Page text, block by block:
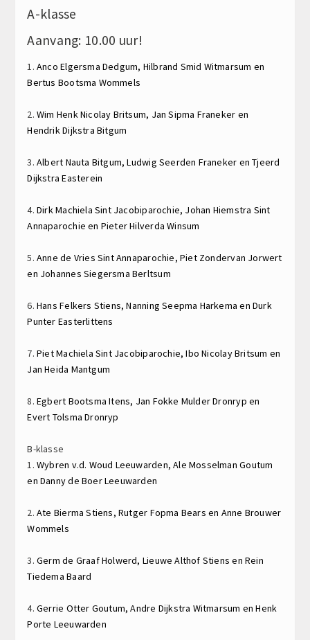
A-klasse
Aanvang: 10.00 uur!
1.Anco Elgersma Dedgum, Hilbrand Smid Witmarsum en
Bertus Bootsma Wommels
2.Wim Henk Nicolay Britsum, Jan Sipma Franeker en
Hendrik Dijkstra Bitgum
3.Albert Nauta Bitgum,Ludwig Seerden Franeker enTjeerd
DijkstraEasterein
4.Dirk Machiela Sint Jacobiparochie, Johan Hiemstra Sint
Annaparochie en Pieter HilverdaWinsum
5.Anne de Vries Sint Annaparochie, Piet Zondervan Jorwert
en Johannes SiegersmaBerltsum
6.Hans Felkers Stiens,Nanning Seepma Harkema en Durk
Punter Easterlittens
7.Piet Machiela Sint Jacobiparochie,Ibo NicolayBritsum en
Jan Heida Mantgum
8.Egbert BootsmaItens, Jan Fokke MulderDronryp en
Evert TolsmaDronryp
B-klasse
1.Wybren v.d. Woud Leeuwarden,Ale MosselmanGoutum
enDanny de BoerLeeuwarden
2.Ate BiermaStiens,Rutger Fopma Bears en Anne Brouwer
Wommels
3.Germ de GraafHolwerd, Lieuwe Althof Stiens en Rein
TiedemaBaard
4.Gerrie Otter Goutum,Andre Dijkstra Witmarsum enHenk
Porte Leeuwarden